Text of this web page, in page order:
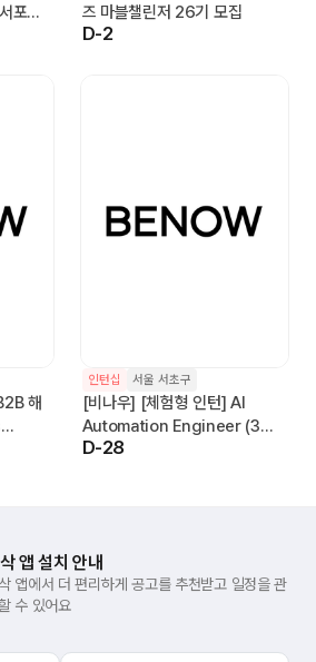
포터
즈 마블챌린저 26기 모집
D-2
해
개
인턴십 서울 서초구
[비나우] [체험형 인턴] AI
Automation Engineer (3개
월~)
D-28
앱 설치 안내
앱에서 더 편리하게 공고를 추천받고 일정을 관
수 있어요